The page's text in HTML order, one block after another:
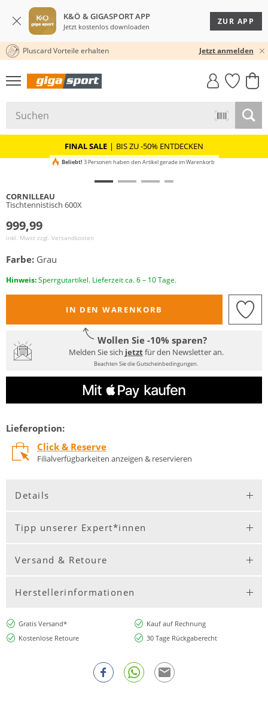
K&Ö & GIGASPORT APP
Jetzt kostenlos downloaden
ZUR APP
30 TAGE RÜCKGABERECHT
Pluscard Vorteile erhalten Jetzt anmelden
GIGASTYLE
FAHRRAD­
MUST-HAVE
FINAL SALE | BIS ZU -50% ENTDECKEN
Beliebt! 3 Personen haben den Artikel gerade im Warenkorb
CORNILLEAU
Tischtennistisch 600X
999,99
inkl. Mwst zzgl. Versandkosten
Farbe: Grau
Hinweis: Sperrgutartikel. Lieferzeit ca. 6 – 10 Tage.
IN DEN WARENKORB
Wollen Sie -10% sparen?
Melden Sie sich jetztfür den Newsletter an.
Beachten Sie die Gutscheinbedingungen.
Lieferoption:
Click & Reserve
Filialverfügbarkeiten anzeigen & reservieren
Details
Tipp unserer Expert*innen
Versand & Retoure
Herstellerinformationen
Gratis Versand*
Kauf auf Rechnung
Kostenlose Retoure
30 Tage Rückgaberecht